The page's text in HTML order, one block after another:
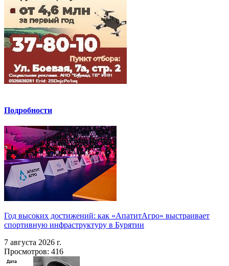
Подробности
Год высоких достижений: как «АпатитАгро» выстраивает
спортивную инфраструктуру в Бурятии
7 августа 2026 г.
Просмотров: 416